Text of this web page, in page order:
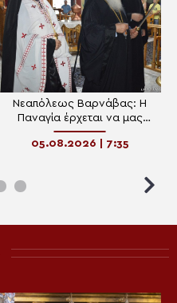
Νεαπόλεως Βαρνάβας: Η
Παναγία έρχεται να μας
διδάξει με την σιωπή Της
05.08.2026 | 7:35